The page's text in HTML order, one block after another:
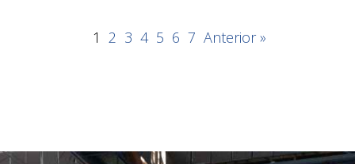
1 2 3 4 5 6 7 Anterior »